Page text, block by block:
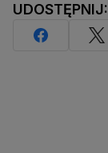
UDOSTĘPNIJ: